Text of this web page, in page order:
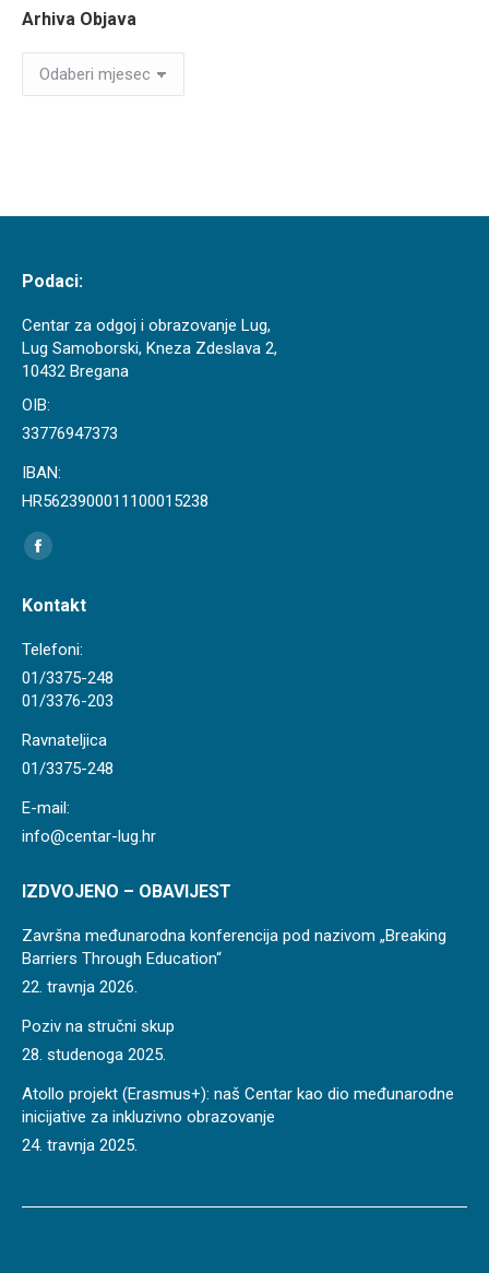
Arhiva Objava
Arhiva
Objava
Podaci:
Centar za odgoj i obrazovanje Lug,
Lug Samoborski, Kneza Zdeslava 2,
10432 Bregana
OIB:
33776947373
IBAN:
HR5623900011100015238
Find us on:
Facebook
opens
in
new
window
Kontakt
Telefoni:
01/3375-248
01/3376-203
Ravnateljica
01/3375-248
E-mail:
info@centar-lug.hr
IZDVOJENO – OBAVIJEST
Završna međunarodna konferencija pod nazivom „Breaking
Barriers Through Education“
22. travnja 2026.
Poziv na stručni skup
28. studenoga 2025.
Atollo projekt (Erasmus+): naš Centar kao dio međunarodne
inicijative za inkluzivno obrazovanje
24. travnja 2025.